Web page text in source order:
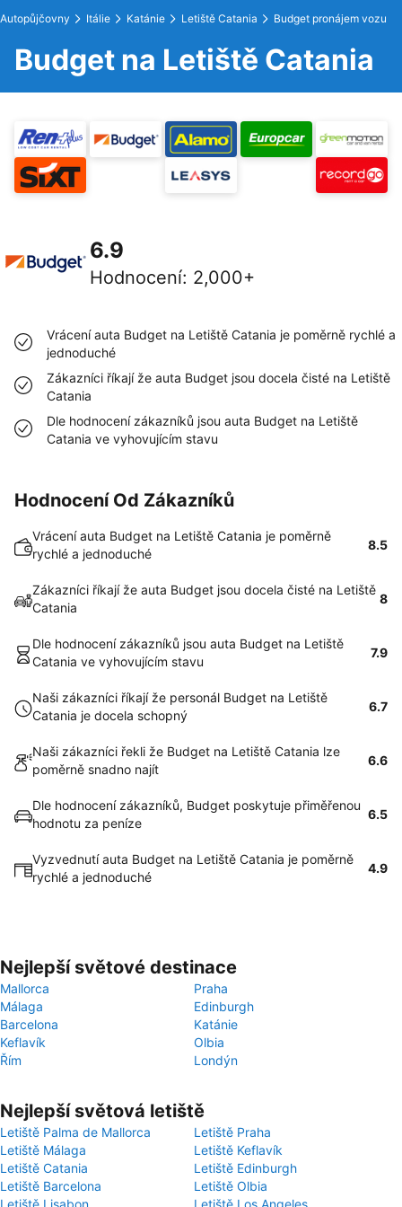
Autopůjčovny Itálie Katánie Letiště Catania Budget pronájem vozu
Budget na Letiště Catania
6.9
Hodnocení: 2,000+
Vrácení auta Budget na Letiště Catania je poměrně rychlé a
jednoduché
Zákazníci říkají že auta Budget jsou docela čisté na Letiště
Catania
Dle hodnocení zákazníků jsou auta Budget na Letiště
Catania ve vyhovujícím stavu
Hodnocení Od Zákazníků
Vrácení auta Budget na Letiště Catania je poměrně
rychlé a jednoduché
8.5
Zákazníci říkají že auta Budget jsou docela čisté na Letiště
Catania
8
Dle hodnocení zákazníků jsou auta Budget na Letiště
Catania ve vyhovujícím stavu
7.9
Naši zákazníci říkají že personál Budget na Letiště
Catania je docela schopný
6.7
Naši zákazníci řekli že Budget na Letiště Catania lze
poměrně snadno najít
6.6
Dle hodnocení zákazníků, Budget poskytuje přiměřenou
hodnotu za peníze
6.5
Vyzvednutí auta Budget na Letiště Catania je poměrně
rychlé a jednoduché
4.9
Nejlepší světové destinace
Mallorca
Praha
Málaga
Edinburgh
Barcelona
Katánie
Keflavík
Olbia
Řím
Londýn
Nejlepší světová letiště
Letiště Palma de Mallorca
Letiště Praha
Letiště Málaga
Letiště Keflavík
Letiště Catania
Letiště Edinburgh
Letiště Barcelona
Letiště Olbia
Letiště Lisabon
Letiště Los Angeles